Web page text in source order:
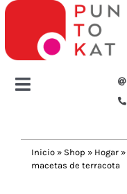
Saltar
contenido
Toggle
Tazas y botellas
Inicio » Shop » Hogar »
macetas de terracota